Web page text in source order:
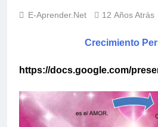
E-Aprender.net 12 Años Atrás
Crecimiento
https://docs.google.com/